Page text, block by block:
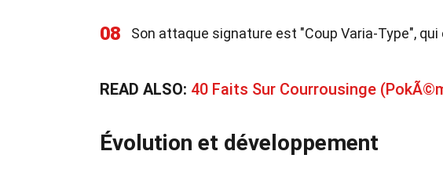
08 Son attaque signature est "Coup Varia-Type",
READ ALSO: 40 Faits Sur Courrousinge
Évolution et développement